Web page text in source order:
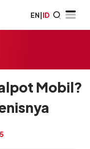
EN|ID
Mobil?